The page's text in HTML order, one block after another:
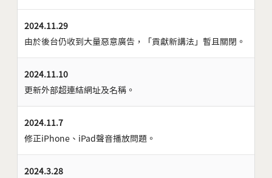
2024.11.29
由於後台仍收到大量惡意廣告，「貢獻新講法」暫且關閉。
2024.11.10
更新外部超連結網址及名稱。
2024.11.7
修正iPhone、iPad聲音播放問題。
2024.3.28